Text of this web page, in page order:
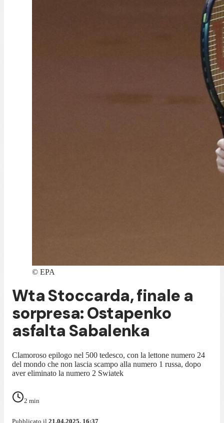
© EPA
Wta Stoccarda, finale a
sorpresa: Ostapenko
asfalta Sabalenka
Clamoroso epilogo nel 500 tedesco, con la lettone numero 24
del mondo che non lascia scampo alla numero 1 russa, dopo
aver eliminato la numero 2 Swiatek
2 min
Pubblicato il 21.04.2025, 16:37